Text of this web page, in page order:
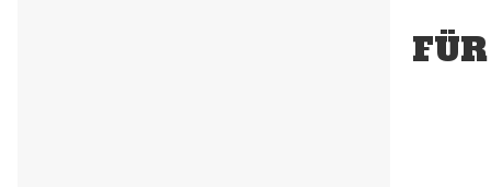
FÜR